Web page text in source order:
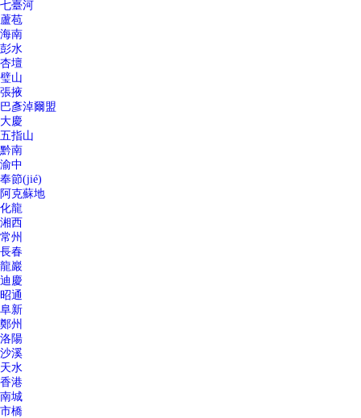
七臺河
蘆苞
海南
彭水
杏壇
璧山
張掖
巴彥淖爾盟
大慶
五指山
黔南
渝中
奉節(jié)
阿克蘇地
化龍
湘西
常州
長春
龍巖
迪慶
昭通
阜新
鄭州
洛陽
沙溪
天水
香港
南城
市橋